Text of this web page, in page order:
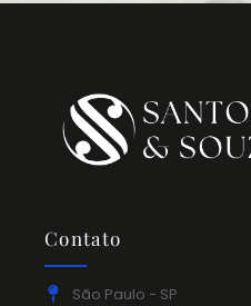
Contato
São Paulo - SP